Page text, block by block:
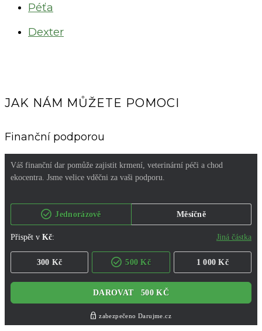
Péťa
Dexter
JAK NÁM MŮŽETE POMOCI
Finanční podporou